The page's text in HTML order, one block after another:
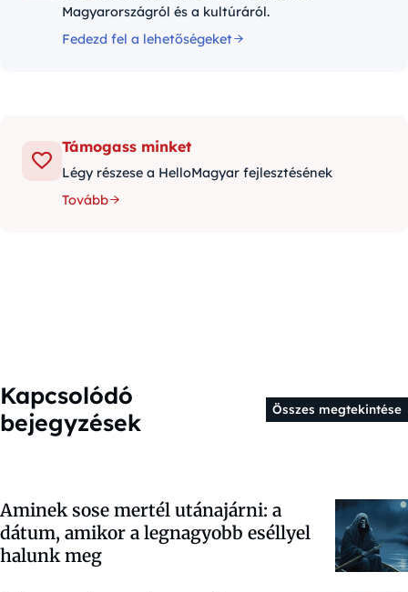
Magyarországról és a kultúráról.
Fedezd fel a lehetőségeket
Támogass minket
Légy részese a HelloMagyar fejlesztésének
Tovább
Kapcsolódó
bejegyzések
Összes megtekintése
Aminek sose mertél utánajárni: a
dátum, amikor a legnagyobb eséllyel
halunk meg